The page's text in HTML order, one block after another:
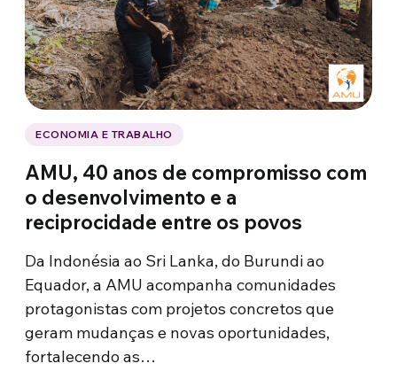
ECONOMIA E TRABALHO
AMU, 40 anos de compromisso com
o desenvolvimento e a
reciprocidade entre os povos
Da Indonésia ao Sri Lanka, do Burundi ao
Equador, a AMU acompanha comunidades
protagonistas com projetos concretos que
geram mudanças e novas oportunidades,
fortalecendo as…